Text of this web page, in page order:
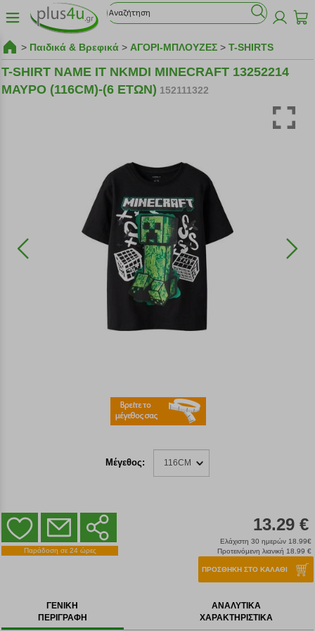
> Παιδικά & Βρεφικά > ΑΓΟΡΙ-ΜΠΛΟΥΖΕΣ > T-SHIRTS
T-SHIRT NAME IT NKMDI MINECRAFT 13252214
ΜΑΥΡΟ (116CM)-(6 ΕΤΩΝ) 152111322
Μέγεθος: 116CM
Παράδοση σε 24 ώρες
13.29 €
Ελάχιστη 30 ημερών 18.99€
Προτεινόμενη λιανική 18.99 €
ΠΡΟΣΘΗΚΗ ΣΤΟ ΚΑΛΑΘΙ
ΓΕΝΙΚΗ
ΠΕΡΙΓΡΑΦΗ
ΑΝΑΛΥΤΙΚΑ
ΧΑΡΑΚΤΗΡΙΣΤΙΚΑ